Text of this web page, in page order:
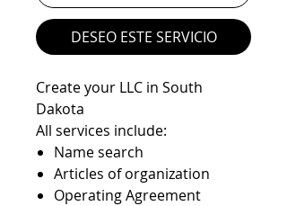
DESEO ESTE SERVICIO
Create your LLC in South
Dakota
All services include:
Name search
Articles of organization
Operating Agreement